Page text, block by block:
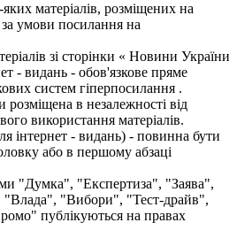
матеріалів, розміщених на
за умови посилання на
зі сторінки « Новини України
- видань - обов'язкове пряме
систем гіперпосилання .
в незалежності від
використання матеріалів.
інтернет - видань) - повинна бути
або в першому абзаці
"Думка", "Експертиза", "Заява",
"Влада", "Вибори", "Тест-драйв",
публікуються на правах